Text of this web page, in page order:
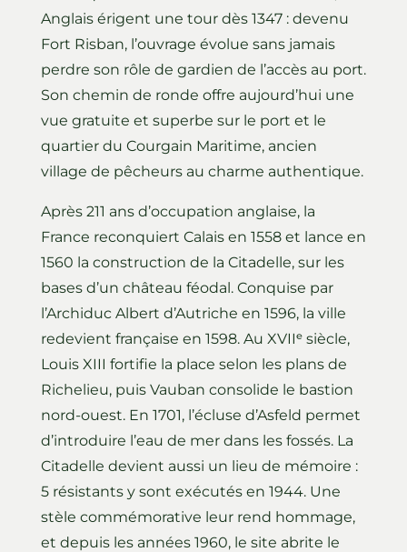
Anglais érigent une tour dès 1347 : devenu
Fort Risban, l’ouvrage évolue sans jamais
perdre son rôle de gardien de l’accès au port.
Son chemin de ronde offre aujourd’hui une
vue gratuite et superbe sur le port et le
quartier du Courgain Maritime, ancien
village de pêcheurs au charme authentique.
Après 211 ans d’occupation anglaise, la
France reconquiert Calais en 1558 et lance en
1560 la construction de la Citadelle, sur les
bases d’un château féodal. Conquise par
l’Archiduc Albert d’Autriche en 1596, la ville
redevient française en 1598. Au XVIIᵉ siècle,
Louis XIII fortifie la place selon les plans de
Richelieu, puis Vauban consolide le bastion
nord-ouest. En 1701, l’écluse d’Asfeld permet
d’introduire l’eau de mer dans les fossés. La
Citadelle devient aussi un lieu de mémoire :
5 résistants y sont exécutés en 1944. Une
stèle commémorative leur rend hommage,
et depuis les années 1960, le site abrite le